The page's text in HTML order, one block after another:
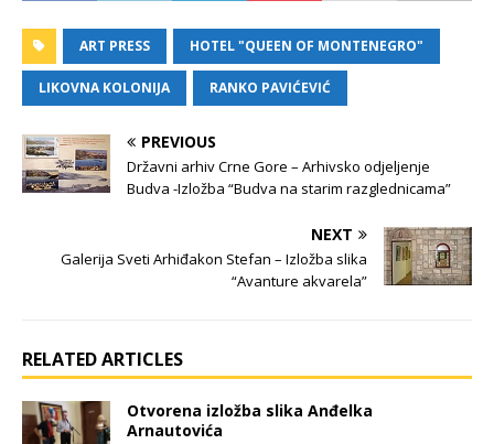
ART PRESS HOTEL "QUEEN OF MONTENEGRO"
LIKOVNA KOLONIJA RANKO PAVIĆEVIĆ
PREVIOUS
Državni arhiv Crne Gore – Arhivsko odjeljenje
Budva -Izložba “Budva na starim razglednicama”
NEXT
Galerija Sveti Arhiđakon Stefan – Izložba slika
“Avanture akvarela”
RELATED ARTICLES
Otvorena izložba slika Anđelka
Arnautovića